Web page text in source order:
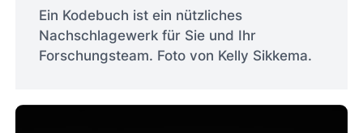
Ein Kodebuch ist ein nützliches
Nachschlagewerk für Sie und Ihr
Forschungsteam. Foto von Kelly Sikkema.